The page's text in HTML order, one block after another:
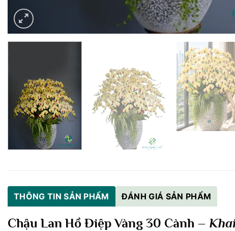
THÔNG TIN SẢN PHẨM ĐÁNH GIÁ SẢN PHẨM
Chậu Lan Hồ Điệp Vàng 30 Cành –